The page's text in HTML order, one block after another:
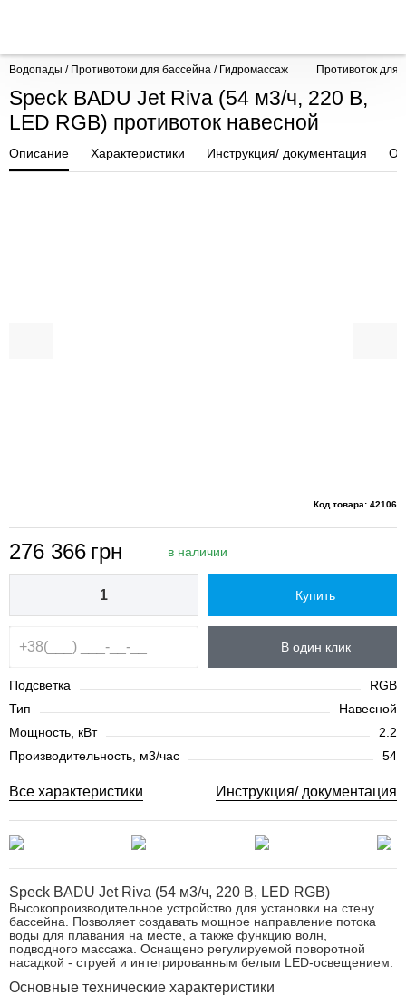
Водопады / Противотоки для бассейна / Гидромассаж Противоток для
Speck BADU Jet Riva (54 м3/ч, 220 В,
LED RGB) противоток навесной
Описание Характеристики Инструкция/ документация
Код товара: 42106
276 366 грн в наличии
Купить
В один клик
Подсветка
RGB
Тип
Навесной
Мощность, кВт
2.2
Производительность, м3/час
54
Все характеристики Инструкция/ документация
Speck BADU Jet Riva (54 м3/ч, 220 В, LED RGB)
Высокопроизводительное устройство для установки на стену
бассейна. Позволяет создавать мощное направление потока
воды для плавания на месте, а также функцию волн,
подводного массажа. Оснащено регулируемой поворотной
насадкой - струей и интегрированным белым LED-освещением.
Основные технические характеристики